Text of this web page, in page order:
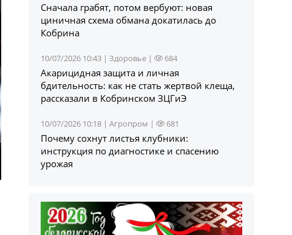
Сначала грабят, потом вербуют: новая
циничная схема обмана докатилась до
Кобрина
10/07/2026 10:43 |Здоровье | 684
Акарицидная защита и личная
бдительность: как не стать жертвой клеща,
рассказали в Кобринском ЗЦГиЭ
10/07/2026 10:18 |Агропром | 681
Почему сохнут листья клубники:
инструкция по диагностике и спасению
урожая